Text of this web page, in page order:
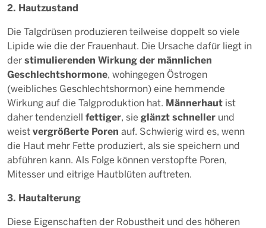
2. Hautzustand
Die Talgdrüsen produzieren teilweise doppelt so viele
Lipide wie die der Frauenhaut. Die Ursache dafür liegt in
derstimulierenden Wirkung der männlichen
Geschlechtshormone, wohingegen Östrogen
(weibliches Geschlechtshormon) eine hemmende
Wirkung auf die Talgproduktion hat. Männerhaut ist
daher tendenziell fettiger, sie glänzt schneller und
weistvergrößerte Poren auf. Schwierig wird es, wenn
die Haut mehr Fette produziert, als sie speichern und
abführen kann. Als Folge können verstopfte Poren,
Mitesser und eitrige Hautblüten auftreten.
3. Hautalterung
Diese Eigenschaften der Robustheit und des höheren